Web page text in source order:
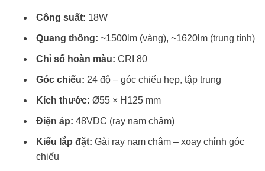
Công suất: 18W
Quang thông: ~1500lm (vàng), ~1620lm (trung tính)
Chỉ số hoàn màu: CRI 80
Góc chiếu: 24 độ – góc chiếu hẹp, tập trung
Kích thước: Ø55 × H125 mm
Điện áp: 48VDC (ray nam châm)
Kiểu lắp đặt: Gài ray nam châm – xoay chỉnh góc
chiếu